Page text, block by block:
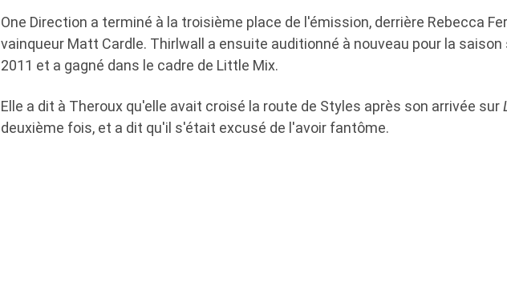
One Direction a terminé à la troisième place de l'émission, derrière Rebecca
vainqueur Matt Cardle. Thirlwall a ensuite auditionné à nouveau pour la saison
2011 et a gagné dans le cadre de Little Mix.
Elle a dit à Theroux qu'elle avait croisé la route de Styles après son arrivée sur
deuxième fois, et a dit qu'il s'était excusé de l'avoir fantôme.